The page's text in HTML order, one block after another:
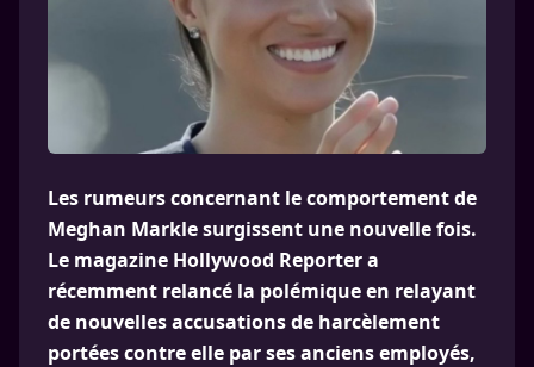
Les rumeurs concernant le comportement de
Meghan Markle surgissent une nouvelle fois.
Le magazine Hollywood Reporter a
récemment relancé la polémique en relayant
de nouvelles accusations de harcèlement
portées contre elle par ses anciens employés,